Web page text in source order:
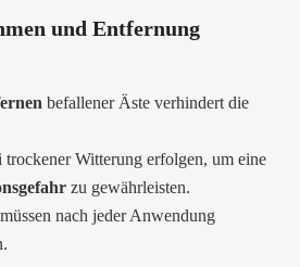
und Entfernung
befallener Äste verhindert die
trockener Witterung erfolgen, um eine
zu gewährleisten.
nach jeder Anwendung